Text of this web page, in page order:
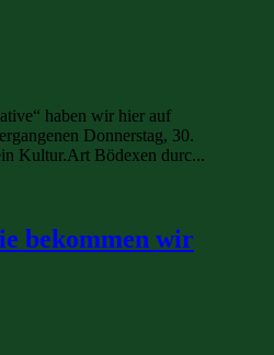
haben wir hier auf
Donnerstag, 30.
Kultur.Art Bödexen durc...
bekommen wir